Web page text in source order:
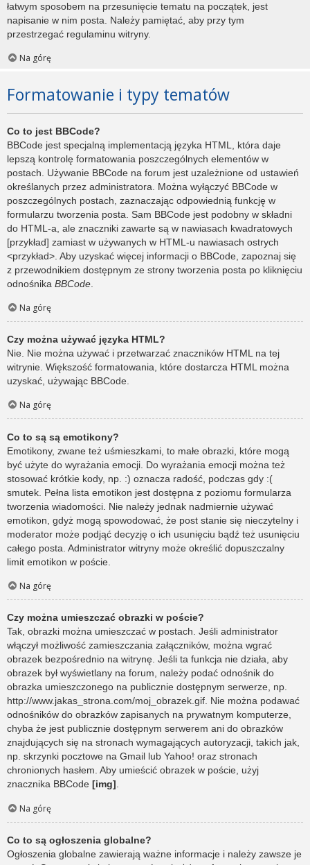
łatwym sposobem na przesunięcie tematu na początek, jest
napisanie w nim posta. Należy pamiętać, aby przy tym
przestrzegać regulaminu witryny.
Na górę
Formatowanie i typy tematów
Co to jest BBCode?
BBCode jest specjalną implementacją języka HTML, która daje
lepszą kontrolę formatowania poszczególnych elementów w
postach. Używanie BBCode na forum jest uzależnione od ustawień
określanych przez administratora. Można wyłączyć BBCode w
poszczególnych postach, zaznaczając odpowiednią funkcję w
formularzu tworzenia posta. Sam BBCode jest podobny w składni
do HTML-a, ale znaczniki zawarte są w nawiasach kwadratowych
[przykład] zamiast w używanych w HTML-u nawiasach ostrych
<przykład>. Aby uzyskać więcej informacji o BBCode, zapoznaj się
z przewodnikiem dostępnym ze strony tworzenia posta po kliknięciu
odnośnika BBCode
Na górę
Czy można używać języka HTML?
Nie. Nie można używać i przetwarzać znaczników HTML na tej
witrynie. Większość formatowania, które dostarcza HTML można
uzyskać, używając BBCode.
Na górę
Co to są są emotikony?
Emotikony, zwane też uśmieszkami, to małe obrazki, które mogą
być użyte do wyrażania emocji. Do wyrażania emocji można też
stosować krótkie kody, np. :) oznacza radość, podczas gdy :(
smutek. Pełna lista emotikon jest dostępna z poziomu formularza
tworzenia wiadomości. Nie należy jednak nadmiernie używać
emotikon, gdyż mogą spowodować, że post stanie się nieczytelny i
moderator może podjąć decyzję o ich usunięciu bądź też usunięciu
całego posta. Administrator witryny może określić dopuszczalny
limit emotikon w poście.
Na górę
Czy można umieszczać obrazki w poście?
Tak, obrazki można umieszczać w postach. Jeśli administrator
włączył możliwość zamieszczania załączników, można wgrać
obrazek bezpośrednio na witrynę. Jeśli ta funkcja nie działa, aby
obrazek był wyświetlany na forum, należy podać odnośnik do
obrazka umieszczonego na publicznie dostępnym serwerze, np.
http://www.jakas_strona.com/moj_obrazek.gif. Nie można podawać
odnośników do obrazków zapisanych na prywatnym komputerze,
chyba że jest publicznie dostępnym serwerem ani do obrazków
znajdujących się na stronach wymagających autoryzacji, takich jak,
np. skrzynki pocztowe na Gmail lub Yahoo! oraz stronach
chronionych hasłem. Aby umieścić obrazek w poście, użyj
znacznika BBCode [img].
Na górę
Co to są ogłoszenia globalne?
Ogłoszenia globalne zawierają ważne informacje i należy zawsze je